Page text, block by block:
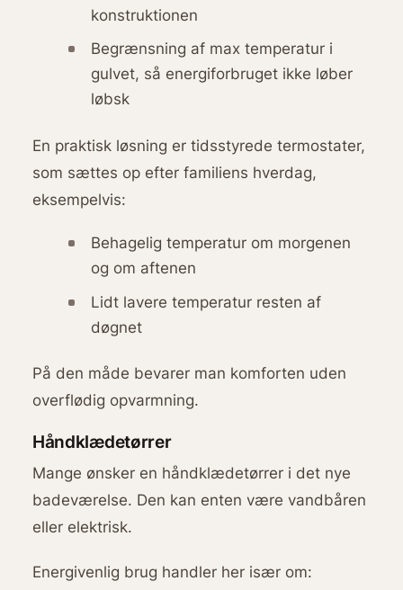
konstruktionen
Begrænsning af max temperatur i
gulvet, så energiforbruget ikke løber
løbsk
En praktisk løsning er tidsstyrede termostater,
som sættes op efter familiens hverdag,
eksempelvis:
Behagelig temperatur om morgenen
og om aftenen
Lidt lavere temperatur resten af
døgnet
På den måde bevarer man komforten uden
overflødig opvarmning.
Håndklædetørrer
Mange ønsker en håndklædetørrer i det nye
badeværelse. Den kan enten være vandbåren
eller elektrisk.
Energivenlig brug handler her især om: